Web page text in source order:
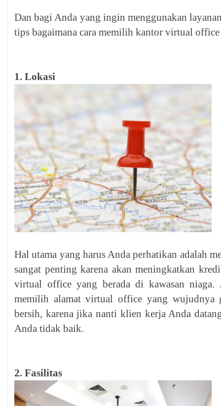
Dan bagi Anda yang ingin menggunakan
tips bagaimana cara memilih kantor virtual
1. Lokasi
Hal utama yang harus Anda perhatikan adalah
sangat penting karena akan meningkatkan
virtual office yang berada di kawasan niaga.
memilih alamat virtual office yang wujudnya
bersih, karena jika nanti klien kerja Anda
Anda tidak baik.
2. Fasilitas